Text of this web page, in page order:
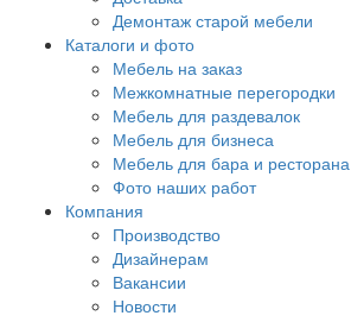
Демонтаж старой мебели
Каталоги и фото
Мебель на заказ
Межкомнатные перегородки
Мебель для раздевалок
Мебель для бизнеса
Мебель для бара и ресторана
Фото наших работ
Компания
Производство
Дизайнерам
Вакансии
Новости